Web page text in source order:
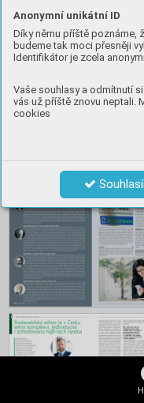
Anonymní unikátní ID
Díky němu příště poznáme,
budeme tak moci přesněji
Identifikátor je zcela
Vaše souhlasy a odmítnutí
vás už příště znovu neptali.
cookies
Obsah